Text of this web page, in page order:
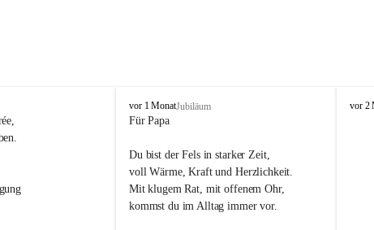
O
s
i
vor 1 MonatJubiläum
Für Papa
Du bist der Fels in starker Zeit,
voll Wärme, Kraft und Herzlichkeit.
Mit klugem Rat, mit offenem Ohr,
kommst du im Alltag immer vor.
O
vor 2